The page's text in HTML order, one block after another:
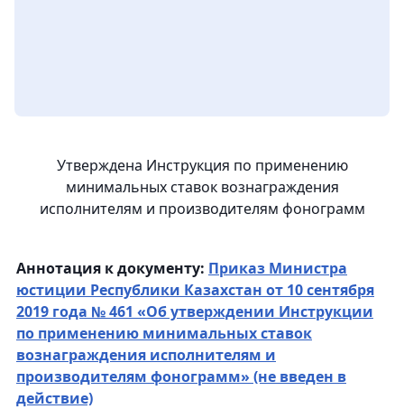
Утверждена Инструкция по применению
минимальных ставок вознаграждения
исполнителям и производителям фонограмм
Аннотация к документу: Приказ Министра
юстиции Республики Казахстан от 10 сентября
2019 года № 461 «Об утверждении Инструкции
по применению минимальных ставок
вознаграждения исполнителям и
производителям фонограмм» (не введен в
действие)